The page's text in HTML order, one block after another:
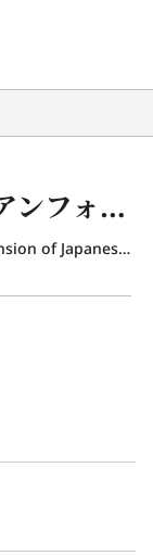
あの時みんな熱かった! アンフォルメルと日本の美術
A Feverish Era : Art Informel and the Expansion of Japanese Artistic Expression in the 1950s and ’60s